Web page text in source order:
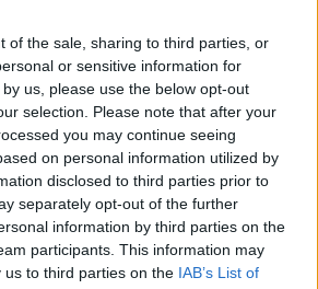
of the sale, sharing to third parties, or
or sensitive information for
us, please use the below opt-out
selection. Please note that after your
you may continue seeing
on personal information utilized by
disclosed to third parties prior to
separately opt-out of the further
information by third parties on the
participants. This information may
us to third parties on the IAB’s List of
5. blokk új mérföldköve a